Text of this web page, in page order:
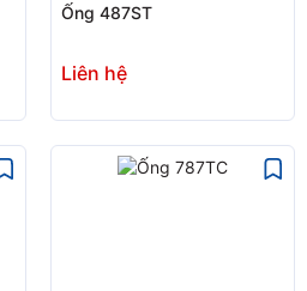
Ống 487ST
Liên hệ